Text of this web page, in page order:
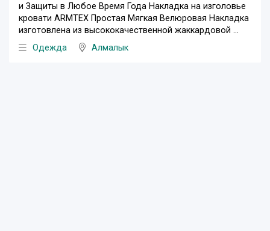
и Защиты в Любое Время Года Накладка на изголовье
кровати ARMTEX Простая Мягкая Велюровая Накладка
изготовлена из высококачественной жаккардовой ...
Одежда
Алмалык